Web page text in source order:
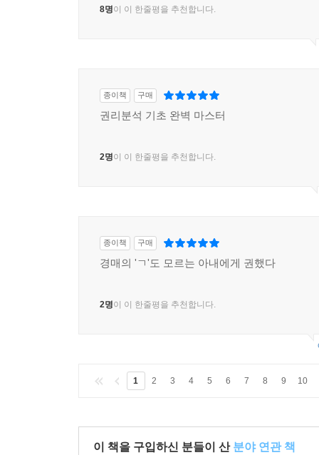
8명이 이 한줄평을 추천합니다.
종이책 구매
권리분석 기초 완벽 마스터
2명이 이 한줄평을 추천합니다.
종이책 구매
경매의 'ㄱ'도 모르는 아내에게 권했다
2명이 이 한줄평을 추천합니다.
1 2 3 4 5 6 7 8 9 10
이 책을 구입하신 분들이 산 분야 연관 책